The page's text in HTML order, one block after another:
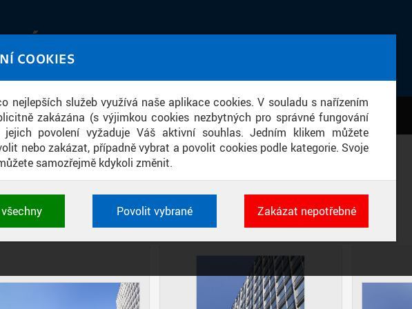
COOKIES
nejlepších služeb využívá naše aplikace cookies. V souladu s nařízením
zakázána (s výjimkou cookies nezbytných pro správné fungování
povolení vyžaduje Váš aktivní souhlas. Jedním klikem můžete
nebo zakázat, případně vybrat a povolit cookies podle kategorie. Svoje
samozřejmě kdykoli změnit.
a identifikátorů relace. Jsou nezbytné pro správné
Povolit vybrané Zakázat nepotřebné
obrazem a zvukem
BUDOVY FAKULTY STAVEBNÍ
DIAPOZITIVY DLAŽDICE